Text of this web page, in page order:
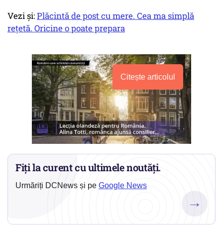
Vezi și:Plăcintă de post cu mere. Cea ma simplă
rețetă. Oricine o poate prepara
Citește articolul
Fiți la curent cu ultimele noutăți.
Urmăriți DCNews și pe Google News
→